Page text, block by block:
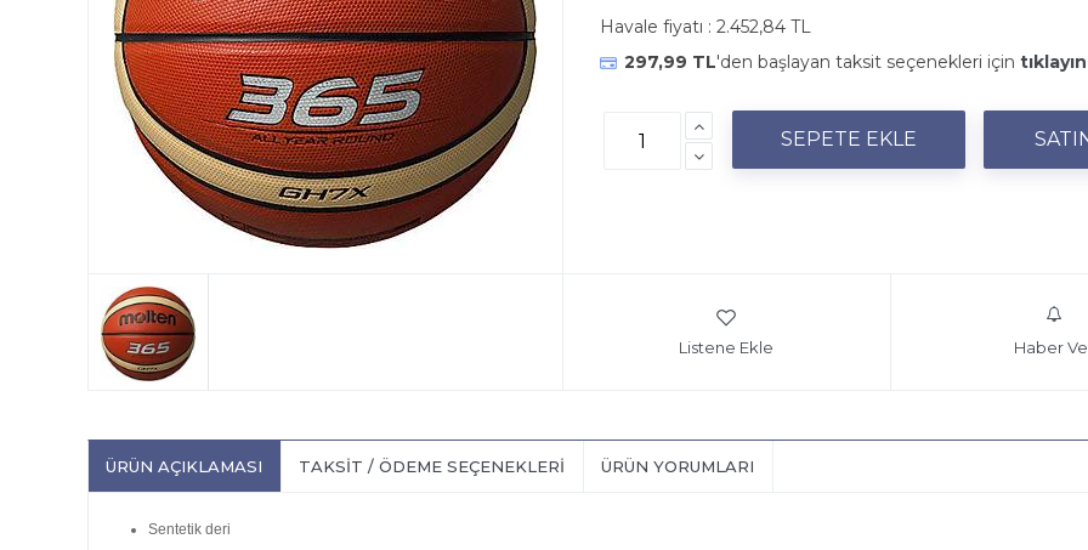
Havale fiyatı : 2.452,84 TL
297,99 TL'den başlayan taksit seçenekleri için
Listene Ekle Haber
ÜRÜN AÇIKLAMASI TAKSIT / ÖDEME SEÇENEKLERI ÜRÜN YORUMLARI
Sentetik deri